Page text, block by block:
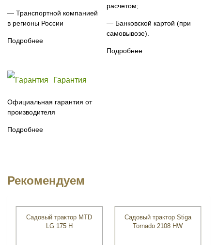
— Транспортной компанией
в регионы России
Подробнее
расчетом;
— Банковской картой (при
самовывозе).
Подробнее
Гарантия
Официальная гарантия от
производителя
Подробнее
Рекомендуем
Садовый трактор MTD
LG 175 H
Садовый трактор Stiga
Tornado 2108 HW